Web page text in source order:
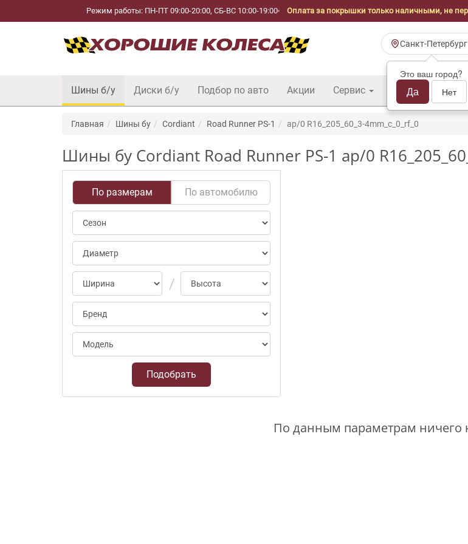
Режим работы: ПН-ПТ 09:00-20:00, СБ-ВС 10:00-19:00 Оплата за покрышки только наличными, не
Санкт-Петербург
Это ваш город?
Да Нет
Шины б/у Диски б/у Подбор по авто Акции Сервис Шины б/у оптом
Главная Шины бу Cordiant Road Runner PS-1 ap/0 R16_205_60_3-4mm_c_0_rf_0
Шины бу Cordiant Road Runner PS-1 ap/0
По размерам По автомобилю
Подобрать
По данным параметрам ничего